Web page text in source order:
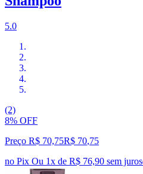
5.0
(2)
8% OFF
Preço R$ 70,75R$ 70,75
no Pix Ou 1x de R$ 76,90 sem juros